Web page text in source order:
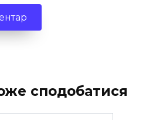
сподобатися